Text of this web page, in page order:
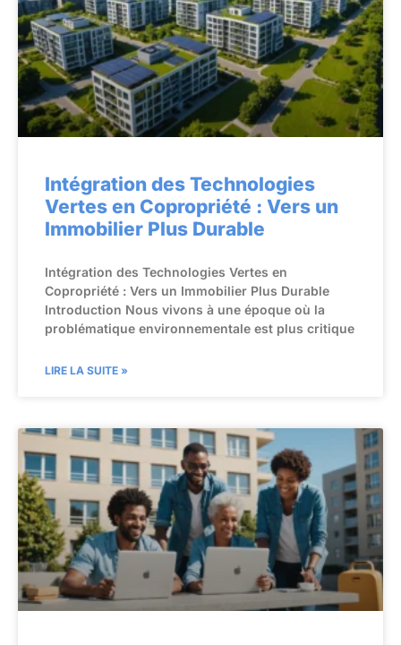
Intégration des Technologies
Vertes en Copropriété : Vers un
Immobilier Plus Durable
Intégration des Technologies Vertes en
Copropriété : Vers un Immobilier Plus Durable
Introduction Nous vivons à une époque où la
problématique environnementale est plus critique
LIRE LA SUITE »